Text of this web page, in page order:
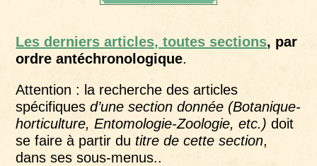
Les derniers articles, toutes sections, par
ordre antéchronologique.
Attention : la recherche des articles
spécifiquesd’une section donnée (Botanique-
horticulture, Entomologie-Zoologie, etc.) doit
se faire à partir du titre de cette section,
dans ses sous-menus..